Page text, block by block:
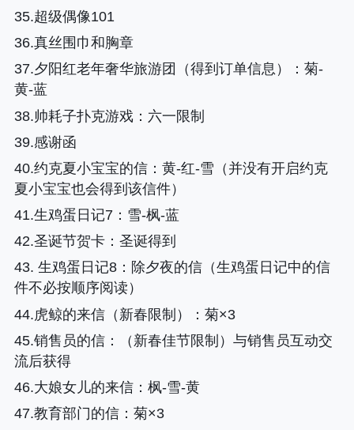
35.超级偶像101
36.真丝围巾和胸章
37.夕阳红老年奢华旅游团（得到订单信息）
：菊-
黄-蓝
38.帅耗子扑克游戏 ：六一限制
39.感谢函
40.约克夏小宝宝的信：黄-红-雪（并没有开启约克
夏小宝宝也会得到该信件）
41.生鸡蛋日记7：雪-枫-蓝
42.圣诞节贺卡：圣诞得到
43. 生鸡蛋日记8：除夕夜的信（生鸡蛋日记中的信
件不必按顺序阅读）
44.虎鲸的来信（新春限制）
：菊×3
45.销售员的信：（新春佳节限制）与销售员互动交
流后获得
46.大娘女儿的来信：枫-雪-黄
47.教育部门的信：菊×3